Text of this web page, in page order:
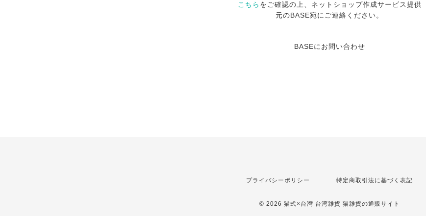
こちら をご確認の上、ネットショップ作成サービス提供
元のBASE宛にご連絡ください。
BASEにお問い合わせ
プライバシーポリシー 特定商取引法に基づく表記
© 2026 猫式×台灣 台湾雑貨 猫雑貨の通販サイト